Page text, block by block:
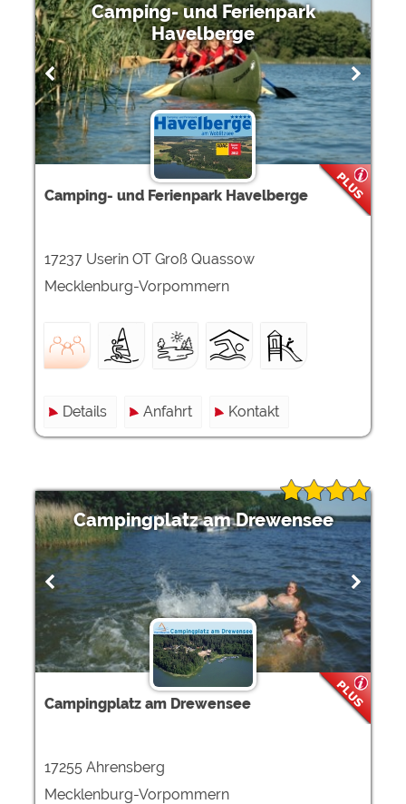
Camping- und Ferienpark
Havelberge
Camping- und Ferienpark Havelberge
17237 Userin OT Groß Quassow
Mecklenburg-Vorpommern
Details Anfahrt Kontakt
Campingplatz am Drewensee
Campingplatz am Drewensee
17255 Ahrensberg
Mecklenburg-Vorpommern